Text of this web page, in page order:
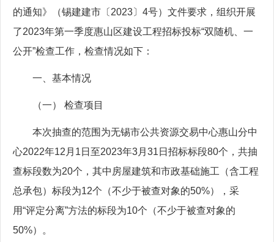
的通知》（锡建建市〔2023〕4号）文件要求，组织开展
了2023年第一季度惠山区建设工程招标投标“双随机、一
公开”检查工作，检查情况如下：
一、基本情况
（一） 检查项目
本次抽查的范围为无锡市公共资源交易中心惠山分中
心2022年12月1日至2023年3月31日招标标段80个，共抽
查标段数为20个，其中房屋建筑和市政基础施工（含工程
总承包）标段为12个（不少于被查对象的50%），采
用“评定分离”方法的标段为10个（不少于被查对象的
50%）。